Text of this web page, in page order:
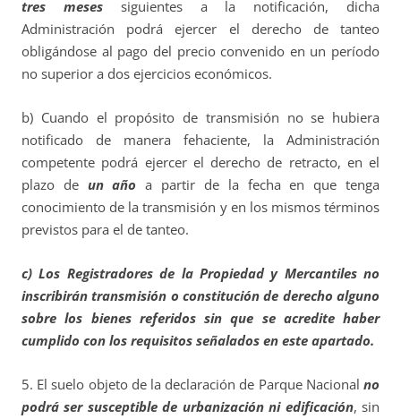
tres mesessiguientes a la notificación, dicha
Administración podrá ejercer el derecho de tanteo
obligándose al pago del precio convenido en un período
no superior a dos ejercicios económicos.
b) Cuando el propósito de transmisión no se hubiera
notificado de manera fehaciente, la Administración
competente podrá ejercer el derecho de retracto, en el
plazo de un añoa partir de la fecha en que tenga
conocimiento de la transmisión y en los mismos términos
previstos para el de tanteo.
c) Los Registradores de la Propiedad y Mercantiles no
inscribirán transmisión o constitución de derecho alguno
sobre los bienes referidos sin que se acredite haber
cumplido con los requisitos señalados en este apartado.
5. El suelo objeto de la declaración de Parque Nacional no
podrá ser susceptible de urbanización ni edificación, sin